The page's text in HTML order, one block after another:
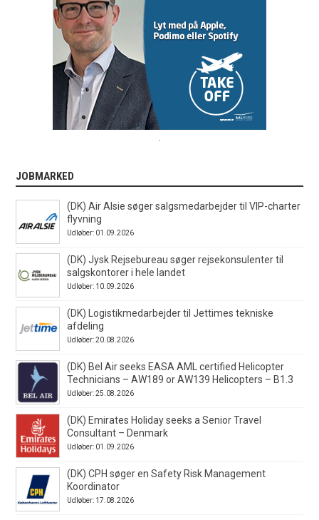
JOBMARKED
(DK) Air Alsie søger salgsmedarbejder til VIP-charter
flyvning
Udløber: 01.09.2026
(DK) Jysk Rejsebureau søger rejsekonsulenter til
salgskontorer i hele landet
Udløber: 10.09.2026
(DK) Logistikmedarbejder til Jettimes tekniske
afdeling
Udløber: 20.08.2026
(DK) Bel Air seeks EASA AML certified Helicopter
Technicians – AW189 or AW139 Helicopters – B1.3
Udløber: 25.08.2026
(DK) Emirates Holiday seeks a Senior Travel
Consultant – Denmark
Udløber: 01.09.2026
(DK) CPH søger en Safety Risk Management
Koordinator
Udløber: 17.08.2026